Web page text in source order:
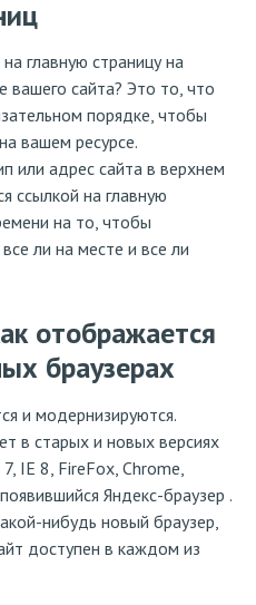
главную страницу на
вашего сайта? Это то, что
порядке, чтобы
вашем ресурсе.
или адрес сайта в верхнем
ссылкой на главную
на то, чтобы
ли на месте и все ли
отображается
браузерах
и модернизируются.
в старых и новых версиях
IE 8, FireFox, Chrome,
Яндекс-браузер .
нибудь новый браузер,
доступен в каждом из